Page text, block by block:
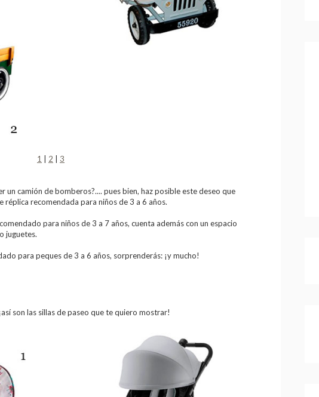
1 2 3
un camión de bomberos?.... pues bien, haz posible este deseo que
réplica recomendada para niños de 3 a 6 años.
para niños de 3 a 7 años, cuenta además con un espacio
juguetes.
para peques de 3 a 6 años, sorprenderás: ¡y mucho!
son las sillas de paseo que te quiero mostrar!